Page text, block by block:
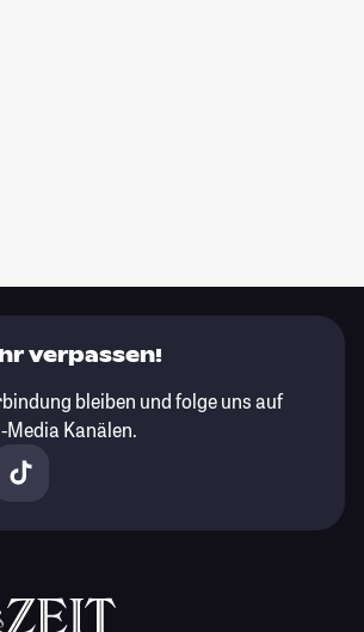
verpassen!
bleiben und folge uns auf
Media Kanälen.